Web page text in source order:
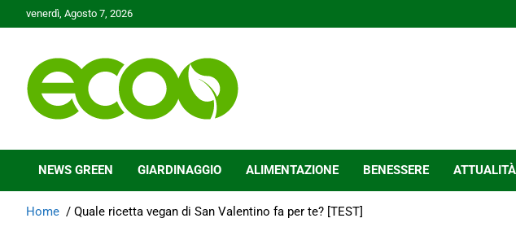
to
venerdì, Agosto 7, 2026
Ecoo.it
NEWS GREEN GIARDINAGGIO ALIMENTAZIONE BENESSERE ATTUALITÀ
Home Quale ricetta vegan di San Valentino fa per te? [TEST]